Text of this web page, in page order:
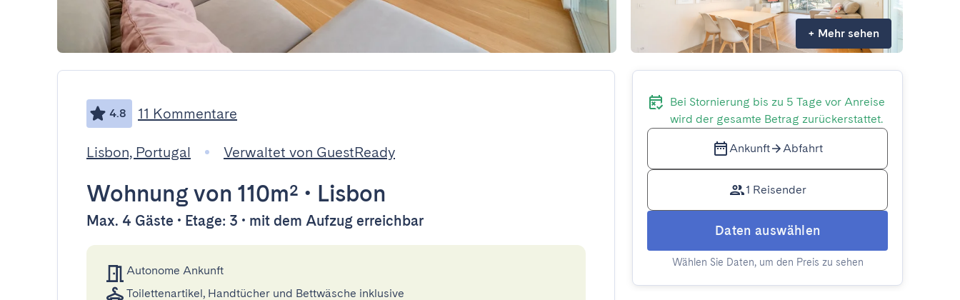
+ Mehr sehen
4.8 11 Kommentare
Lisbon, Portugal Verwaltet von GuestReady
Wohnungvon 110m² • Lisbon
Max. 4 Gäste • Etage: 3 • mit dem Aufzug erreichbar
Autonome Ankunft
Toilettenartikel, Handtücher und Bettwäsche inklusive
Bei Stornierung bis zu 5 Tage vor Anreise
wird der gesamte Betrag zurückerstattet.
Ankunft Abfahrt
1 Reisender
Daten auswählen
Wählen Sie Daten, um den Preis zu sehen